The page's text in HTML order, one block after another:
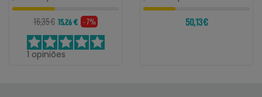
16,35 € 15,26 € - 7%
1 opiniões
50,13 €